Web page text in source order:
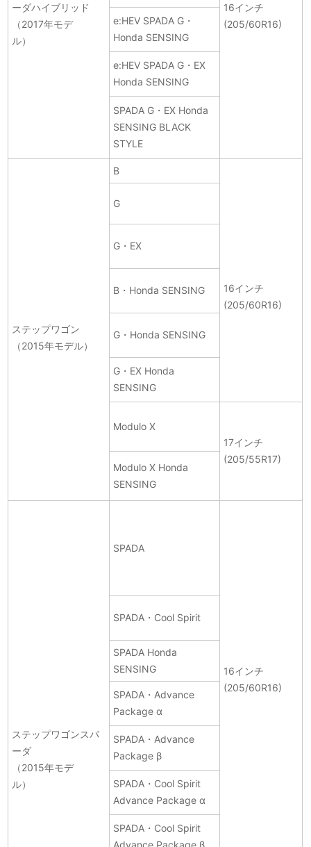
ーダハイブリッド
（2017年モデ
ル）
16インチ
(205/60R16)
e:HEV SPADA G・
Honda SENSING
e:HEV SPADA G・EX
Honda SENSING
SPADA G・EX Honda
SENSING BLACK
STYLE
ステップワゴン
（2015年モデル）
B
16インチ
(205/60R16)
G
G・EX
B・Honda SENSING
G・Honda SENSING
G・EX Honda
SENSING
Modulo X
17インチ
(205/55R17)
Modulo X Honda
SENSING
ステップワゴンスパ
ーダ
（2015年モデ
ル）
SPADA
16インチ
(205/60R16)
SPADA・Cool Spirit
SPADA Honda
SENSING
SPADA・Advance
Package α
SPADA・Advance
Package β
SPADA・Cool Spirit
Advance Package α
SPADA・Cool Spirit
Advance Package β